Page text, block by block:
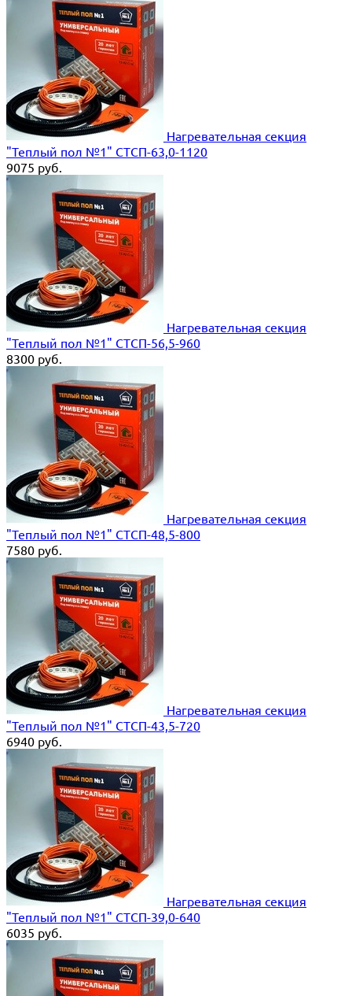
Нагревательная секция
"Теплый пол №1" СТСП-63,0-1120
9075 руб.
Нагревательная секция
"Теплый пол №1" СТСП-56,5-960
8300 руб.
Нагревательная секция
"Теплый пол №1" СТСП-48,5-800
7580 руб.
Нагревательная секция
"Теплый пол №1" СТСП-43,5-720
6940 руб.
Нагревательная секция
"Теплый пол №1" СТСП-39,0-640
6035 руб.